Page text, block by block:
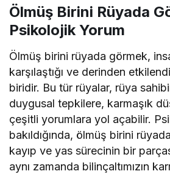
Ölmüş Birini Rüyada
Psikolojik Yorum
Ölmüş birini rüyada görmek,
karşılaştığı ve derinden
biridir. Bu tür rüyalar, rüya
duygusal tepkilere, karmaşık
çeşitli yorumlara yol açabilir.
bakıldığında, ölmüş birini
kayıp ve yas sürecinin bir
aynı zamanda bilinçaltımızın